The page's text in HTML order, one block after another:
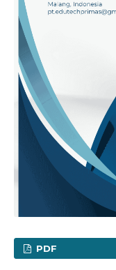
PDF